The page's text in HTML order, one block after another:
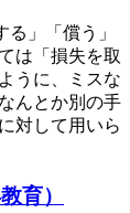
」「償う」
は「損失を取
うに、ミスな
んとか別の手
対して用いら
育）